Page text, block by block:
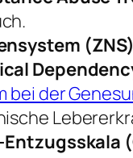
bei der